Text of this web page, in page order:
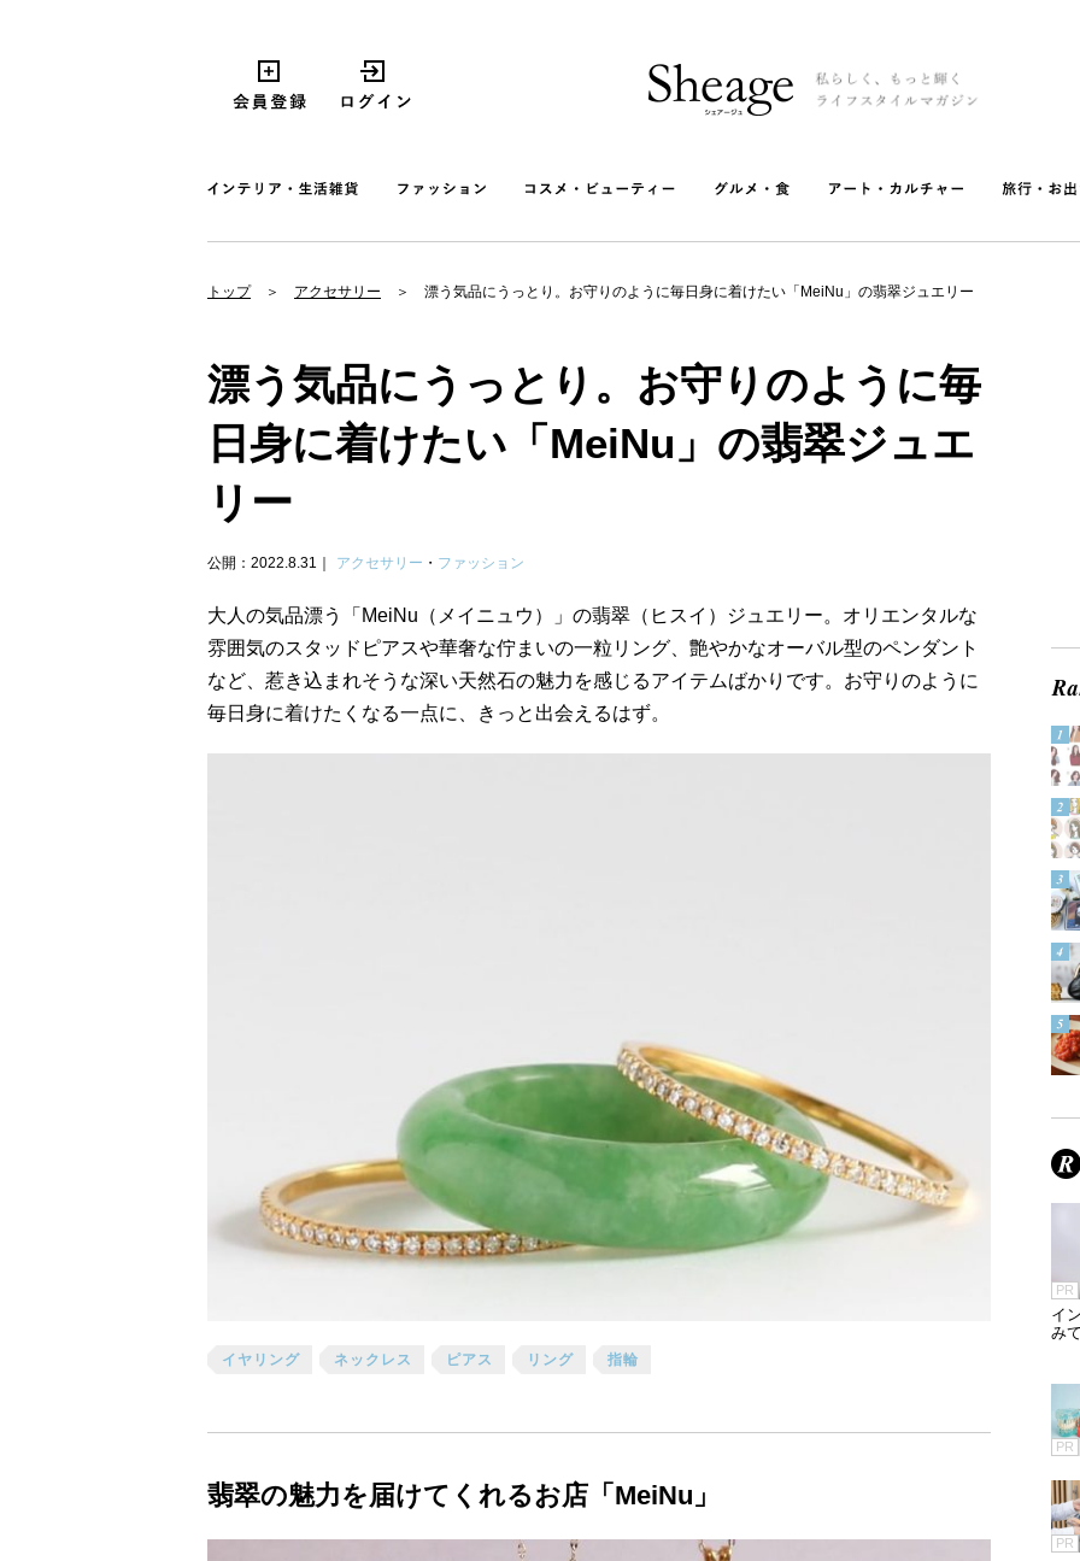
トップ アクセサリー 漂う気品にうっとり。お守りのように毎日身に着けたい「MeiNu」の翡翠ジュエリー
漂う気品にうっとり。お守りのように毎
日身に着けたい「MeiNu」の翡翠ジュエ
リー
公開：2022.8.31 アクセサリー ・ ファッション
大人の気品漂う「MeiNu（メイニュウ）」の翡翠（ヒスイ）ジュエリー。オリエンタルな
雰囲気のスタッドピアスや華奢な佇まいの一粒リング、艶やかなオーバル型のペンダント
など、惹き込まれそうな深い天然石の魅力を感じるアイテムばかりです。お守りのように
毎日身に着けたくなる一点に、きっと出会えるはず。
イヤリング ネックレス ピアス リング 指輪
翡翠の魅力を届けてくれるお店「MeiNu」
PR
イ
み
PR
PR